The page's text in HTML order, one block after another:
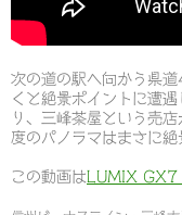
次の道の駅へ向かう県
くと絶景ポイントに遭
り、三峰茶屋という売
度のパノラマはまさに絶
この動画は LUMIX